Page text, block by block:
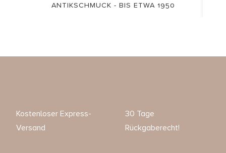
ANTIKSCHMUCK - BIS ETWA 1950
Kostenloser Express-
Versand
30 Tage
Rückgaberecht!